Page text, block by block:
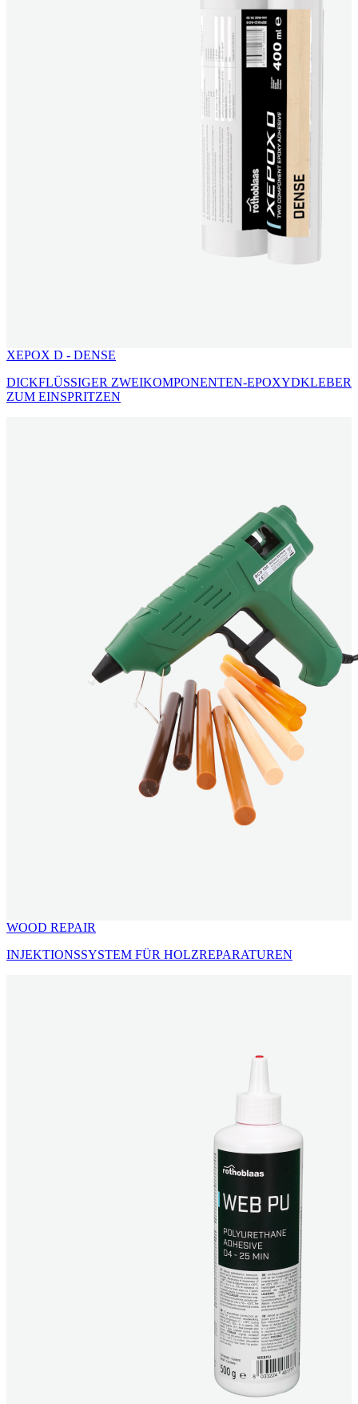
XEPOX D - DENSE
DICKFLÜSSIGER ZWEIKOMPONENTEN-EPOXYDKLEBER
ZUM EINSPRITZEN
WOOD REPAIR
INJEKTIONSSYSTEM FÜR HOLZREPARATUREN